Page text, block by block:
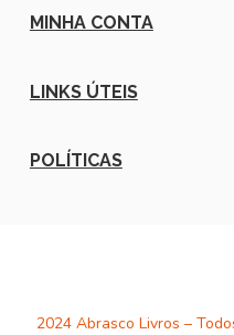
MINHA CONTA
LINKS ÚTEIS
POLÍTICAS
2024 Abrasco Livros –